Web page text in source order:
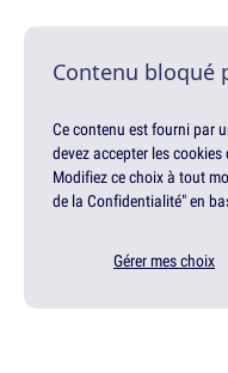
Contenu bloqué
Ce contenu est fourni par
devez accepter les
Modifiez ce choix à tout
de la Confidentialité" en
Gérer mes choix